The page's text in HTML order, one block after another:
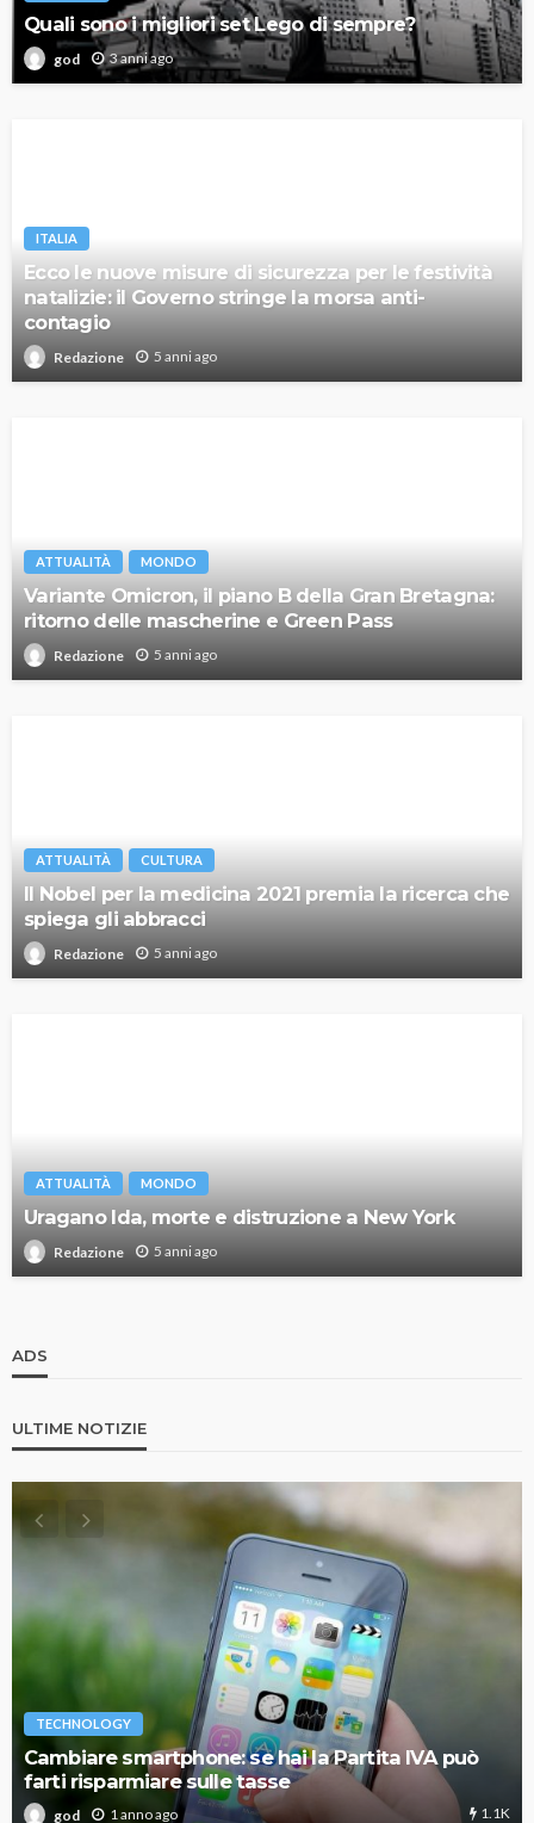
Quali sono i migliori set Lego di sempre?
god 3 anni ago
ITALIA
Ecco le nuove misure di sicurezza per le festività
natalizie: il Governo stringe la morsa anti-
contagio
Redazione 5 anni ago
ATTUALITÀ MONDO
Variante Omicron, il piano B della Gran Bretagna:
ritorno delle mascherine e Green Pass
Redazione 5 anni ago
ATTUALITÀ CULTURA
Il Nobel per la medicina 2021 premia la ricerca che
spiega gli abbracci
Redazione 5 anni ago
ATTUALITÀ MONDO
Uragano Ida, morte e distruzione a New York
Redazione 5 anni ago
ADS
ULTIME NOTIZIE
TECHNOLOGY
Cambiare smartphone: se hai la Partita IVA può
farti risparmiare sulle tasse
god 1 anno ago 1.1K